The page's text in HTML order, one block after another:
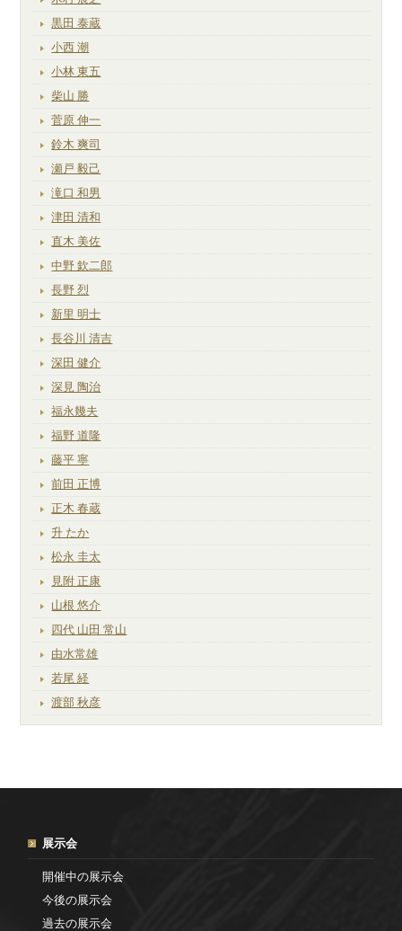
黒田 泰蔵
小西 潮
小林 東五
柴山 勝
菅原 伸一
鈴木 爽司
瀬戸 毅己
滝口 和男
津田 清和
直木 美佐
中野 欽二郎
長野 烈
新里 明士
長谷川 清吉
深田 健介
深見 陶治
福永幾夫
福野 道隆
藤平 寧
前田 正博
正木 春蔵
升 たか
松永 圭太
見附 正康
山根 悠介
四代 山田 常山
由水常雄
若尾 経
渡部 秋彦
展示会
開催中の展示会
今後の展示会
過去の展示会